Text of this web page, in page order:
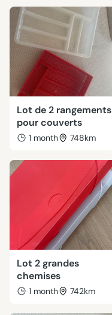
Lot de 2 rangements
pour couverts
1 month 748km
Lot 2 grandes
chemises
1 month 742km